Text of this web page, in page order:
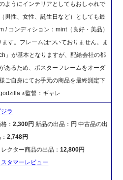
ようにインテリアとしてもおしゃれで
男性、女性、誕生日など）としても最
/ コンディション：mint（良好・美品）
す。フレームはついておりません。ま
」が基本となりますが、配給会社の都
あるため、ポスターフレームをオーダ
ご自身にてお手元の商品を最終測定下
※監督：ギャレ
ラ
格：2,300円新品の出品： 円 中古品の出
：2,748円
レクター商品の出品：12,800円
スタマーレビュー